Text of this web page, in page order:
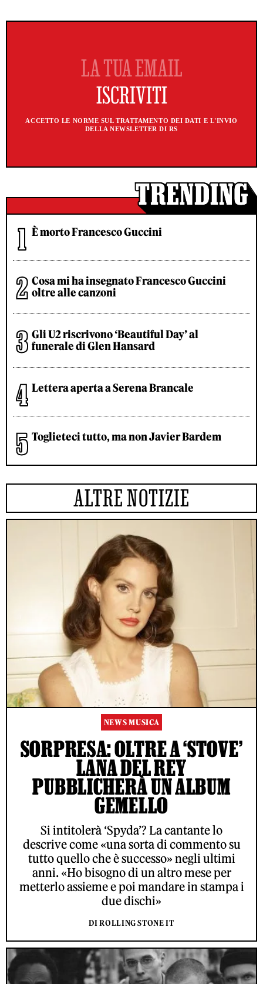
ACCETTO LE NORME SUL TRATTAMENTO DEI DATI E L'INVIO
DELLA NEWSLETTER DI RS
È morto Francesco Guccini
Cosa mi ha insegnato Francesco Guccini
oltre alle canzoni
Gli U2 riscrivono ‘Beautiful Day’ al
funerale di Glen Hansard
Lettera aperta a Serena Brancale
Toglieteci tutto, ma non Javier Bardem
ALTRE NOTIZIE
NEWS MUSICA
SORPRESA: OLTRE A ‘STOVE’
LANA DEL REY
PUBBLICHERÀ UN ALBUM
GEMELLO
Si intitolerà ‘Spyda’? La cantante lo
descrive come «una sorta di commento su
tutto quello che è successo» negli ultimi
anni. «Ho bisogno di un altro mese per
metterlo assieme e poi mandare in stampa i
due dischi»
DI ROLLING STONE IT